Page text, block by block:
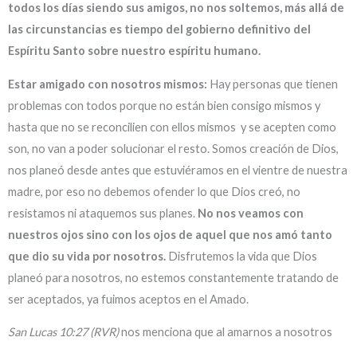
todos los días siendo sus amigos, no nos soltemos, más allá de
las circunstancias es tiempo del gobierno definitivo del
Espíritu Santo sobre nuestro espíritu humano.
Estar amigado con nosotros mismos: Hay personas que tienen
problemas con todos porque no están bien consigo mismos y
hasta que no se reconcilien con ellos mismos y se acepten como
son, no van a poder solucionar el resto. Somos creación de Dios,
nos planeó desde antes que estuviéramos en el vientre de nuestra
madre, por eso no debemos ofender lo que Dios creó, no
resistamos ni ataquemos sus planes. No nos veamos con
nuestros ojos sino con los ojos de aquel que nos amó tanto
que dio su vida por nosotros. Disfrutemos la vida que Dios
planeó para nosotros, no estemos constantemente tratando de
ser aceptados, ya fuimos aceptos en el Amado.
San Lucas 10:27 (RVR)nos menciona que al amarnos a nosotros